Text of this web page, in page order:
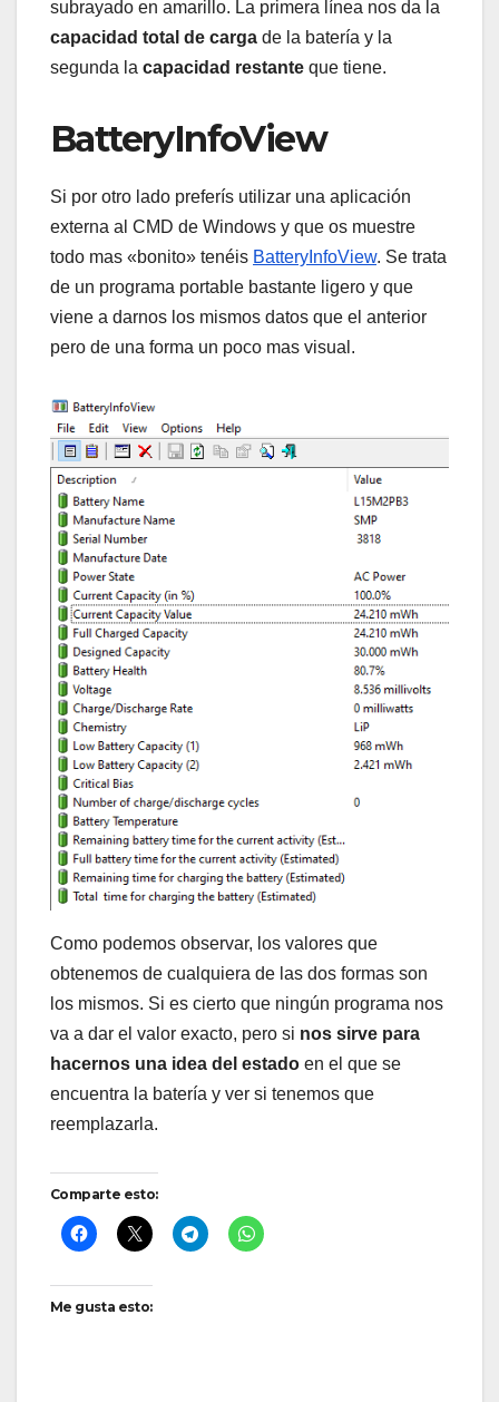
subrayado en amarillo. La primera línea nos da la
capacidad total de carga de la batería y la
segunda la capacidad restante que tiene.
BatteryInfoView
Si por otro lado preferís utilizar una aplicación
externa al CMD de Windows y que os muestre
todo mas «bonito» tenéis BatteryInfoView. Se trata
de un programa portable bastante ligero y que
viene a darnos los mismos datos que el anterior
pero de una forma un poco mas visual.
Como podemos observar, los valores que
obtenemos de cualquiera de las dos formas son
los mismos. Si es cierto que ningún programa nos
va a dar el valor exacto, pero si nos sirve para
hacernos una idea del estado en el que se
encuentra la batería y ver si tenemos que
reemplazarla.
Comparte esto:
Me gusta esto: